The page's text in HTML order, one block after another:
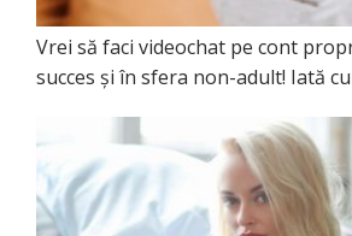
Vrei să faci videochat pe cont
succes şi în sfera non-adult! Iată